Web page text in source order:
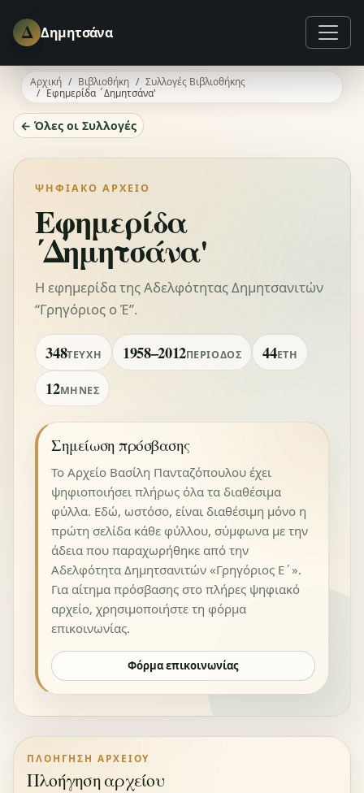
Δ Δημητσάνα
Αρχική Βιβλιοθήκη
Συλλογές Βιβλιοθήκης
Εφημερίδα ΄Δημητσάνα'
← Όλες οι Συλλογές
ΨΗΦΙΑΚΌ ΑΡΧΕΊΟ
Εφημερίδα
΄Δημητσάνα'
Η εφημερίδα της Αδελφότητας Δημητσανιτών
“Γρηγόριος ο Έ”.
348ΤΕΎΧΗ 1958–2012ΠΕΡΊΟΔΟΣ 44ΈΤΗ
12ΜΉΝΕΣ
Σημείωση πρόσβασης
Το Αρχείο Βασίλη Πανταζόπουλου έχει
ψηφιοποιήσει πλήρως όλα τα διαθέσιμα
φύλλα. Εδώ, ωστόσο, είναι διαθέσιμη μόνο η
πρώτη σελίδα κάθε φύλλου, σύμφωνα με την
άδεια που παραχωρήθηκε από την
Αδελφότητα Δημητσανιτών «Γρηγόριος Ε΄».
Για αίτημα πρόσβασης στο πλήρες ψηφιακό
αρχείο, χρησιμοποιήστε τη φόρμα
επικοινωνίας.
Φόρμα επικοινωνίας
ΠΛΟΉΓΗΣΗ ΑΡΧΕΊΟΥ
Πλοήγηση αρχείου